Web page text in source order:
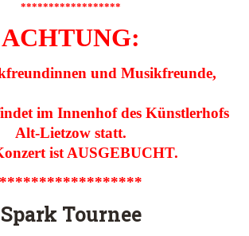
******************
ACHTUNG:
und Musikfreunde,
im Innenhof des Künstlerhofs
Alt-Lietzow statt.
ist AUSGEBUCHT.
******************
Spark Tournee